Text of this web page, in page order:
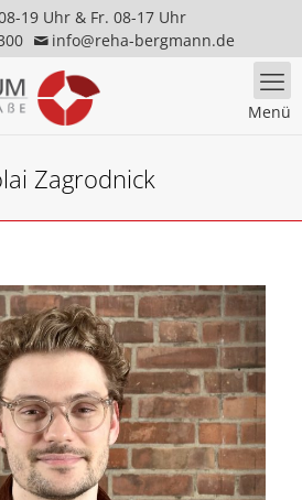
19 Uhr & Fr. 08-17 Uhr
info@reha-bergmann.de
Menü
Zagrodnick